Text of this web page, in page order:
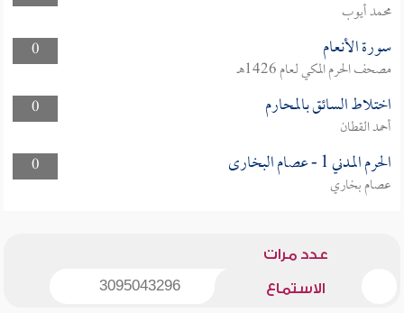
محمد أيوب
0
سورة الأنعام
مصحف الحرم المكي لعام 1426هـ
0
اختلاط السائق بالمحارم
أحمد القطان
0
الحرم المدني 1 - عصام البخارى
عصام بخاري
عدد مرات
الاستماع 3095043296